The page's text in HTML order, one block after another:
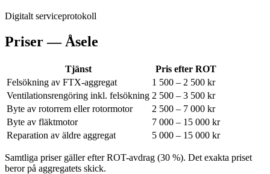
Digitalt serviceprotokoll
Priser — Åsele
Tjänst
Pris efter ROT
Felsökning av FTX-aggregat
1 500 – 2 500 kr
Ventilationsrengöring inkl. felsökning 2 500 – 3 500 kr
Byte av rotorrem eller rotormotor
2 500 – 7 000 kr
Byte av fläktmotor
7 000 – 15 000 kr
Reparation av äldre aggregat
5 000 – 15 000 kr
Samtliga priser gäller efter ROT-avdrag (30 %). Det exakta priset
beror på aggregatets skick.